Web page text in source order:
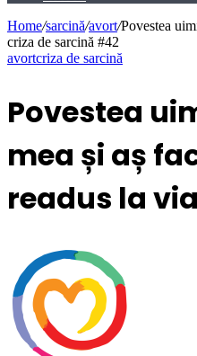
Home/sarcină/avort/Povestea
criza de sarcină #42
avortcriza de sarcină
Povestea
mea și aș
readus la